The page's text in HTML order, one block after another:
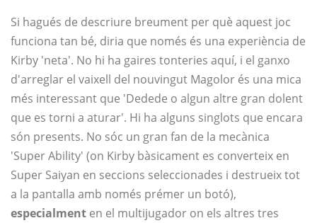
Si hagués de descriure breument per què aquest joc
funciona tan bé, diria que només és una experiència de
Kirby 'neta'. No hi ha gaires tonteries aquí, i el ganxo
d'arreglar el vaixell del nouvingut Magolor és una mica
més interessant que 'Dedede o algun altre gran dolent
que es torni a aturar'. Hi ha alguns singlots que encara
són presents. No sóc un gran fan de la mecànica
'Super Ability' (on Kirby bàsicament es converteix en
Super Saiyan en seccions seleccionades i destrueix tot
a la pantalla amb només prémer un botó),
especialment en el multijugador on els altres tres